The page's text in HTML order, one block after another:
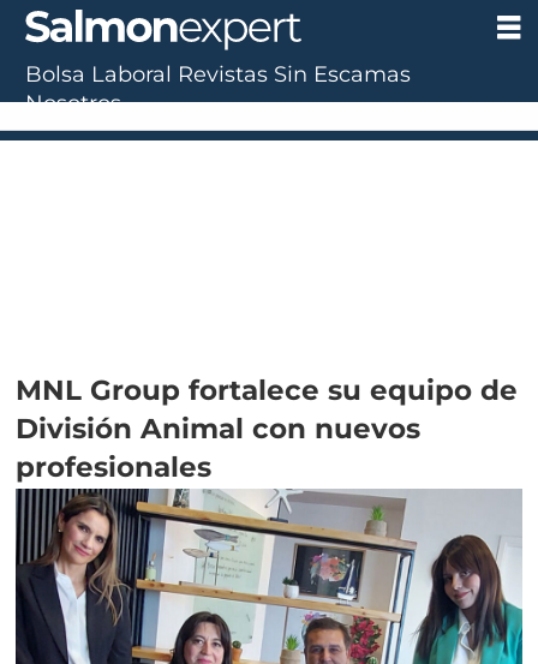
MNL Group fortalece su equipo de
División Animal con nuevos
profesionales
Bolsa Laboral Revistas Sin Escamas
Nosotros